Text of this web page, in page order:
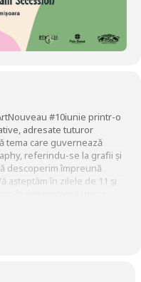
#10iunie printr-o
adresate tuturor
tema care guvernează
referindu-se la grafii și
descoperim împreună
așteptăm în zilele de 11 și
în cadrul festivalului
care am publicat în 2021